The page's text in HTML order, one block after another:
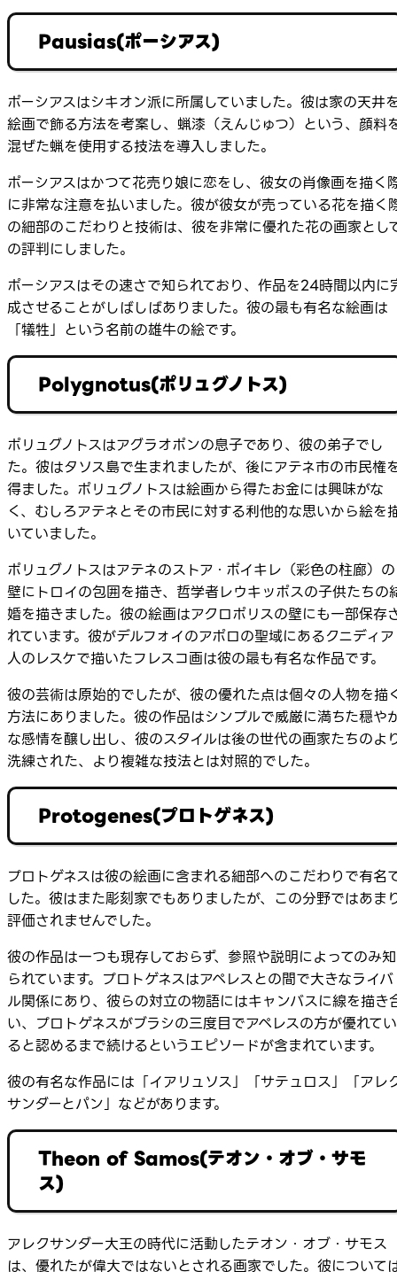
Pausias(ポーシアス)
ポーシアスはシキオン派に所属していました。彼は家の天井
絵画で飾る方法を考案し、蝋漆（えんじゅつ）という、顔料
混ぜた蝋を使用する技法を導入しました。
ポーシアスはかつて花売り娘に恋をし、彼女の肖像画を描く
に非常な注意を払いました。彼が彼女が売っている花を描く
の細部のこだわりと技術は、彼を非常に優れた花の画家とし
の評判にしました。
ポーシアスはその速さで知られており、作品を24時間以内に
成させることがしばしばありました。彼の最も有名な絵画は
「犠牲」という名前の雄牛の絵です。
Polygnotus(ポリュグノトス)
ポリュグノトスはアグラオポンの息子であり、彼の弟子でし
た。彼はタソス島で生まれましたが、後にアテネ市の市民権
得ました。ポリュグノトスは絵画から得たお金には興味がな
く、むしろアテネとその市民に対する利他的な思いから絵を
いていました。
ポリュグノトスはアテネのストア・ポイキレ（彩色の柱廊）の
壁にトロイの包囲を描き、哲学者レウキッポスの子供たちの
婚を描きました。彼の絵画はアクロポリスの壁にも一部保存
れています。彼がデルフォイのアポロの聖域にあるクニディア
人のレスケで描いたフレスコ画は彼の最も有名な作品です。
彼の芸術は原始的でしたが、彼の優れた点は個々の人物を描
方法にありました。彼の作品はシンプルで威厳に満ちた穏や
な感情を醸し出し、彼のスタイルは後の世代の画家たちのよ
洗練された、より複雑な技法とは対照的でした。
Protogenes(プロトゲネス)
プロトゲネスは彼の絵画に含まれる細部へのこだわりで有名
した。彼はまた彫刻家でもありましたが、この分野ではあま
評価されませんでした。
彼の作品は一つも現存しておらず、参照や説明によってのみ知
られています。プロトゲネスはアペレスとの間で大きなライバ
ル関係にあり、彼らの対立の物語にはキャンバスに線を描き
い、プロトゲネスがブラシの三度目でアペレスの方が優れてい
ると認めるまで続けるというエピソードが含まれています。
彼の有名な作品には「イアリュソス」「サテュロス」「アレ
サンダーとパン」などがあります。
Theon of Samos(テオン・オブ・サモ
ス)
アレクサンダー大王の時代に活動したテオン・オブ・サモス
は、優れたが偉大ではないとされる画家でした。彼について